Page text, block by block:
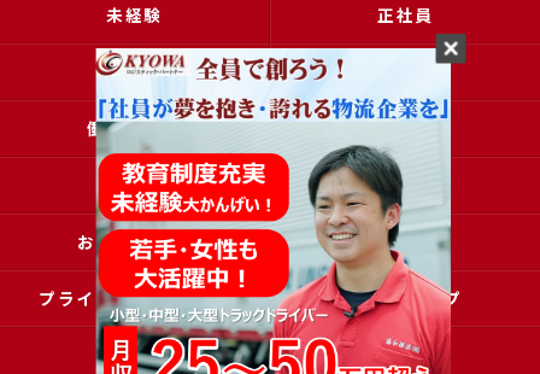
未経験 正社員
高収入
働きやすい アクセス
ブログ コラム
お問い合わせ 採用申込
プライバシーポリシー サイトマップ